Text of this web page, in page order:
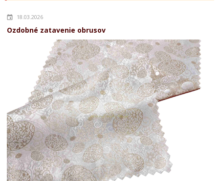
18.03.2026
Ozdobné zatavenie obrusov